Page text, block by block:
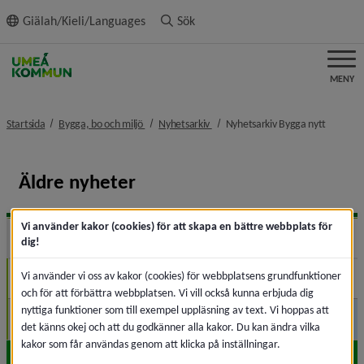
innehållet
Giälah/Kieli/Languages Sök
MENY
Startsida Bygga, bo och miljö nivå i brödsmulenavigeringen
Nyhetsarkiv nivå i brödsmulenavigeringen
Nyhetsarkiv Bygga nytt
Äldre nyheter
2026
Maj (1)
Januari (2)
Vi använder kakor (cookies) för att skapa en bättre webbplats för
dig!
Vi använder vi oss av kakor (cookies) för webbplatsens grundfunktioner
och för att förbättra webbplatsen. Vi vill också kunna erbjuda dig
nyttiga funktioner som till exempel uppläsning av text. Vi hoppas att
det känns okej och att du godkänner alla kakor. Du kan ändra vilka
kakor som får användas genom att klicka på inställningar.